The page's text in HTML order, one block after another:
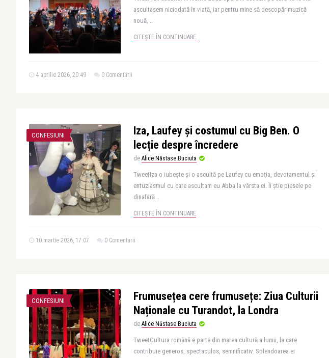
ascultasem niciodată în viață, iar pentru mine să descopăr muzică
nouă, ..
CITEȘTE ÎN CONTINUARE
4 aprilie 2026, 20:49 0 Comentarii
CONFESIUNI
Iza, Laufey și costumul cu Big Ben. O
lecție despre încredere
de Alice Năstase Buciuta
TweetIza o iubește și o ascultă pe Laufey cu emoția, devotamentul și
entuziasmul cu care ascultam eu Abba la vârsta ei. Îi știe piesele pe
dinafară ..
CITEȘTE ÎN CONTINUARE
10 martie 2026, 17:07 0 Comentarii
CONFESIUNI
Frumusețea cere frumusețe: Ziua Culturii
Naționale cu Turandot, la Londra
de Alice Năstase Buciuta
TweetCultura română e parte din marea cultură a lumii, la care
contribuie generos, spectaculos, semnificativ. Splendoarea ei